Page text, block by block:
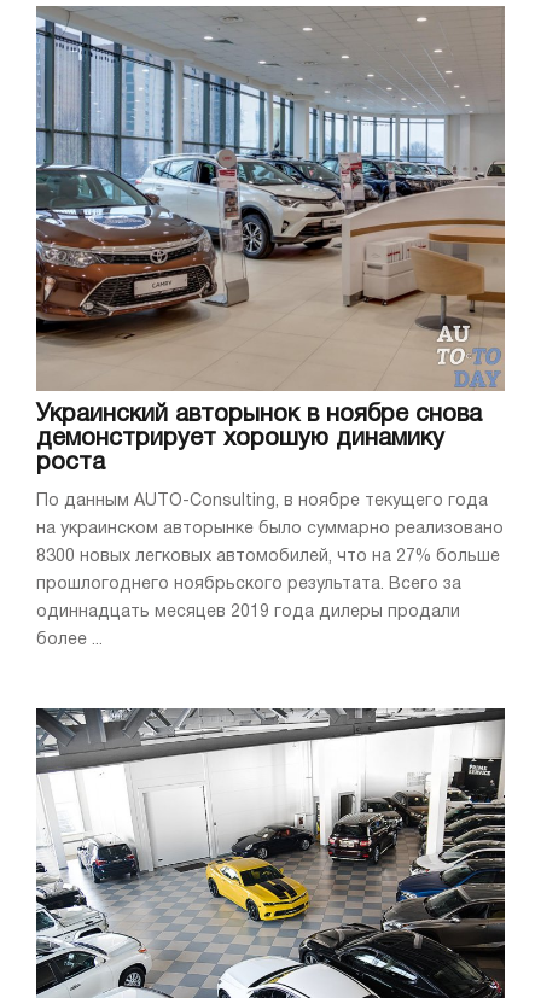
Украинский авторынок в ноябре снова
демонстрирует хорошую динамику
роста
По данным AUTO-Consulting, в ноябре текущего года
на украинском авторынке было суммарно реализовано
8300 новых легковых автомобилей, что на 27% больше
прошлогоднего ноябрьского результата. Всего за
одиннадцать месяцев 2019 года дилеры продали
более ...